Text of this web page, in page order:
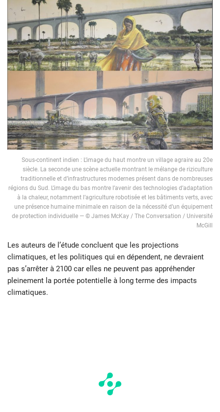
Sous-continent indien : L’image du haut montre un village agraire au 20e
siècle. La seconde une scène actuelle montrant le mélange de riziculture
traditionnelle et d’infrastructures modernes présent dans de nombreuses
régions du Sud. L’image du bas montre l’avenir des technologies d’adaptation
à la chaleur, notamment l’agriculture robotisée et les bâtiments verts, avec
une présence humaine minimale en raison de la nécessité d’un équipement
de protection individuelle — © James McKay / The Conversation / Université
McGill
Les auteurs de l’étude concluent que les projections
climatiques, et les politiques qui en dépendent, ne devraient
pas s’arrêter à 2100 car elles ne peuvent pas appréhender
pleinement la portée potentielle à long terme des impacts
climatiques.